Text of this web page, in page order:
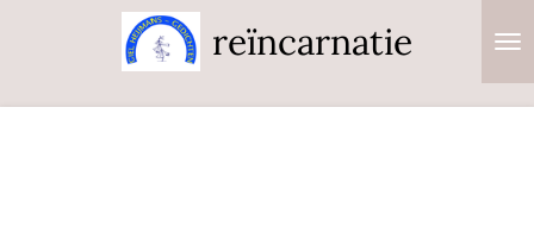
reïncarnatie